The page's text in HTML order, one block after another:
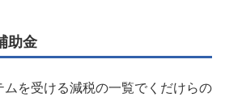
助金
ムを受ける減税の一覧でくだけらの